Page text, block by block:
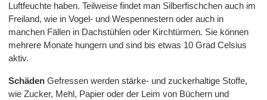
Luftfeuchte haben. Teilweise findet man Silberfischchen auch im
Freiland, wie in Vogel- und Wespennestern oder auch in
manchen Fällen in Dachstühlen oder Kirchtürmen. Sie können
mehrere Monate hungern und sind bis etwas 10 Grad Celsius
aktiv.
Schäden Gefressen werden stärke- und zuckerhaltige Stoffe,
wie Zucker, Mehl, Papier oder der Leim von Büchern und